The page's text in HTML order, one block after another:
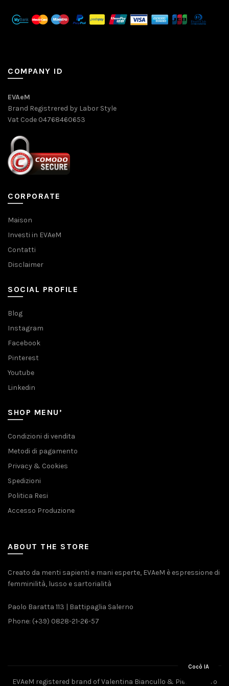
COMPANY ID
EVAeM
Brand Registrered by Labor Style
Vat Code 04768460653
CORPORATE
Maison
Investi in EVAeM
Contatti
Disclaimer
SOCIAL PROFILE
Blog
Instagram
Facebook
Pinterest
Youtube
Linkedin
SHOP MENU’
Condizioni di vendita
Metodi di pagamento
Privacy & Cookies
Spedizioni
Politica Resi
Accesso Produzione
ABOUT THE STORE
Creato da menti sapienti e mani esperte, EVAeM è espressione di
femminilità, lusso e sartorialità
Paolo Baratta 113 | Battipaglia Salerno
Phone: (+39) 0828-21-26-57
EVAeM registered brand of Valentina Biancullo & Pietro Piliero
Cocò IA